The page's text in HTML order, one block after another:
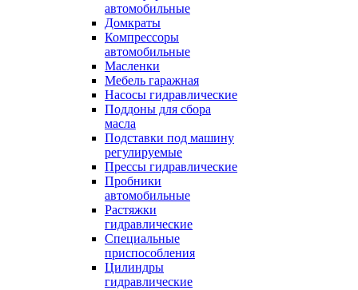
автомобильные
Домкраты
Компрессоры
автомобильные
Масленки
Мебель гаражная
Насосы гидравлические
Поддоны для сбора
масла
Подставки под машину
регулируемые
Прессы гидравлические
Пробники
автомобильные
Растяжки
гидравлические
Специальные
приспособления
Цилиндры
гидравлические